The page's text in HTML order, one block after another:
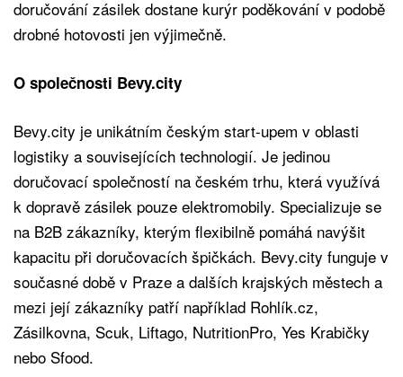
doručování zásilek dostane kurýr poděkování v podobě
drobné hotovosti jen výjimečně.
O společnosti Bevy.city
Bevy.city je unikátním českým start-upem v oblasti
logistiky a souvisejících technologií. Je jedinou
doručovací společností na českém trhu, která využívá
k dopravě zásilek pouze elektromobily. Specializuje se
na B2B zákazníky, kterým flexibilně pomáhá navýšit
kapacitu při doručovacích špičkách. Bevy.city funguje v
současné době v Praze a dalších krajských městech a
mezi její zákazníky patří například Rohlík.cz,
Zásilkovna, Scuk, Liftago, NutritionPro, Yes Krabičky
nebo Sfood.